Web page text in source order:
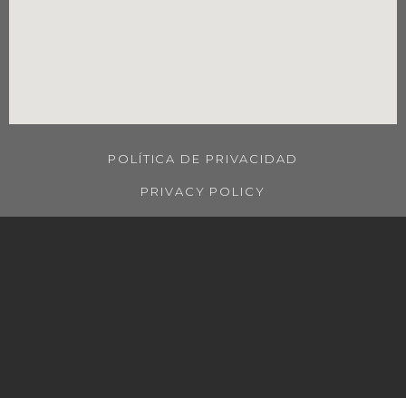
POLÍTICA DE PRIVACIDAD
PRIVACY POLICY